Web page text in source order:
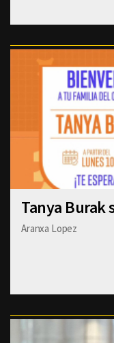
Tanya Burak
Aranxa Lopez